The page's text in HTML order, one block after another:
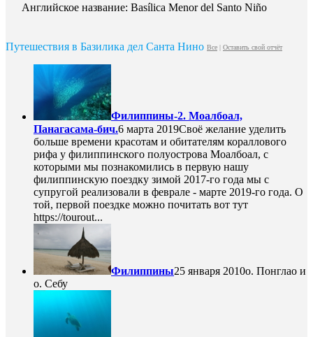
Английское название: Basílica Menor del Santo Niño
Путешествия в Базилика дел Санта Нино Все | Оставить свой отчёт
Филиппины-2. Моалбоал,
Панагасама-бич.6 марта 2019Своё желание уделить
больше времени красотам и обитателям кораллового
рифа у филиппинского полуострова Моалбоал, с
которыми мы познакомились в первую нашу
филиппинскую поездку зимой 2017-го года мы с
супругой реализовали в феврале - марте 2019-го года. О
той, первой поездке можно почитать вот тут
https://tourout...
Филиппины25 января 2010о. Понглао и
о. Себу